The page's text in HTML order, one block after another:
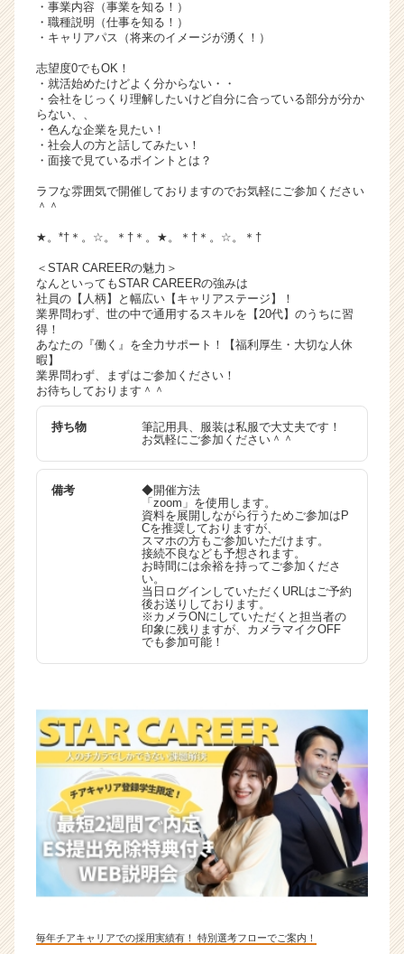
r
C
a
e
e
・事業内容（事業を知る！）
・職種説明（仕事を知る！）
・キャリアパス（将来のイメージが湧く！）
志望度0でもOK！
・就活始めたけどよく分からない・・
・会社をじっくり理解したいけど自分に合っている部分が分か
らない、、
・色んな企業を見たい！
・社会人の方と話してみたい！
・面接で見ているポイントとは？
ラフな雰囲気で開催しておりますのでお気軽にご参加ください
＾＾
★。*†＊。☆。＊†＊。★。＊†＊。☆。＊†
＜STAR CAREERの魅力＞
なんといってもSTAR CAREERの強みは
社員の【人柄】と幅広い【キャリアステージ】！
業界問わず、世の中で通用するスキルを【20代】のうちに習
得！
あなたの『働く』を全力サポート！【福利厚生・大切な人休
暇】
業界問わず、まずはご参加ください！
お待ちしております＾＾
持ち物
筆記用具、服装は私服で大丈夫です！
お気軽にご参加ください＾＾
備考
◆開催方法
「zoom」を使用します。
資料を展開しながら行うためご参加はP
Cを推奨しておりますが、
スマホの方もご参加いただけます。
接続不良なども予想されます。
お時間には余裕を持ってご参加くださ
い。
当日ログインしていただくURLはご予約
後お送りしております。
※カメラONにしていただくと担当者の
印象に残りますが、カメラマイクOFF
でも参加可能！
毎年チアキャリアでの採用実績有！ 特別選考フローでご案内！